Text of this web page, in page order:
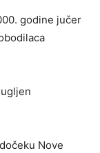
godine jučer
Nove